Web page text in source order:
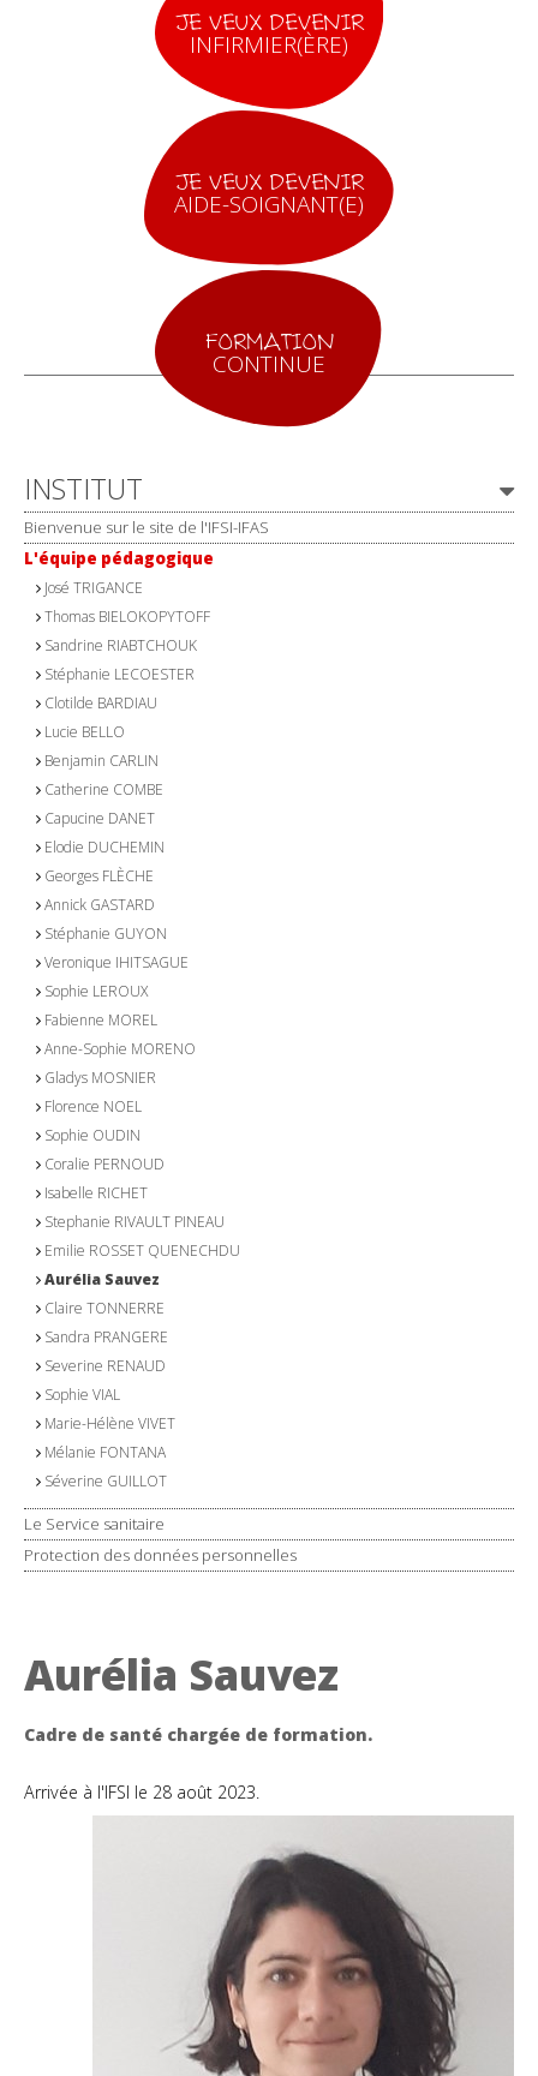
JE VEUX DEVENIR
INFIRMIER(ÈRE)
JE VEUX DEVENIR
AIDE-SOIGNANT(E)
FORMATION
CONTINUE
Navigation
INSTITUT
Bienvenue sur le site de l'IFSI-IFAS
L'équipe pédagogique
José TRIGANCE
Thomas BIELOKOPYTOFF
Sandrine RIABTCHOUK
Stéphanie LECOESTER
Clotilde BARDIAU
Lucie BELLO
Benjamin CARLIN
Catherine COMBE
Capucine DANET
Elodie DUCHEMIN
Georges FLÈCHE
Annick GASTARD
Stéphanie GUYON
Veronique IHITSAGUE
Sophie LEROUX
Fabienne MOREL
Anne-Sophie MORENO
Gladys MOSNIER
Florence NOEL
Sophie OUDIN
Coralie PERNOUD
Isabelle RICHET
Stephanie RIVAULT PINEAU
Emilie ROSSET QUENECHDU
Aurélia Sauvez
Claire TONNERRE
Sandra PRANGERE
Severine RENAUD
Sophie VIAL
Marie-Hélène VIVET
Mélanie FONTANA
Séverine GUILLOT
Le Service sanitaire
Protection des données personnelles
Aurélia Sauvez
Cadre de santé chargée de formation.
Arrivée à l'IFSI le 28 août 2023.